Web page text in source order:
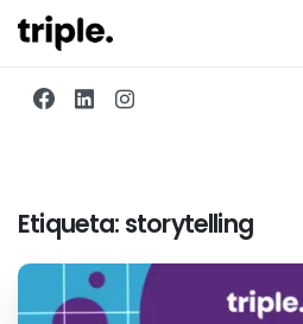
Etiqueta: storytelling